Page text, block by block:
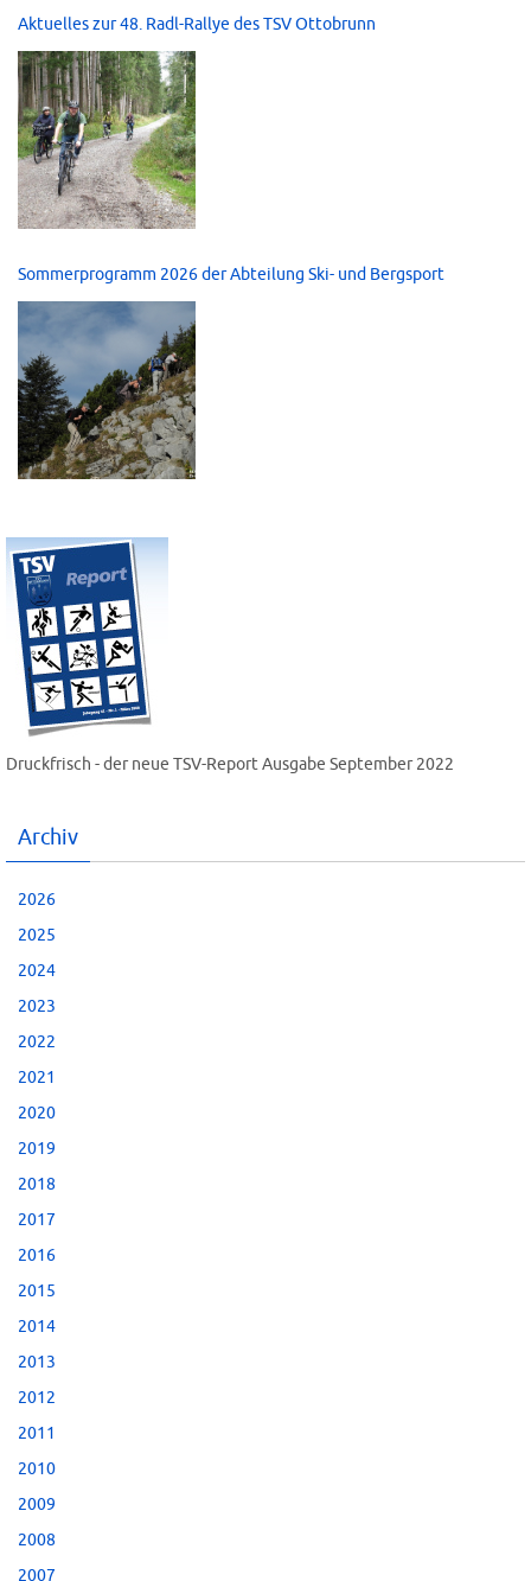
Aktuelles zur 48. Radl-Rallye des TSV Ottobrunn
Sommerprogramm 2026 der Abteilung Ski- und Bergsport
Druckfrisch - der neue TSV-Report Ausgabe September 2022
Archiv
2026
2025
2024
2023
2022
2021
2020
2019
2018
2017
2016
2015
2014
2013
2012
2011
2010
2009
2008
2007